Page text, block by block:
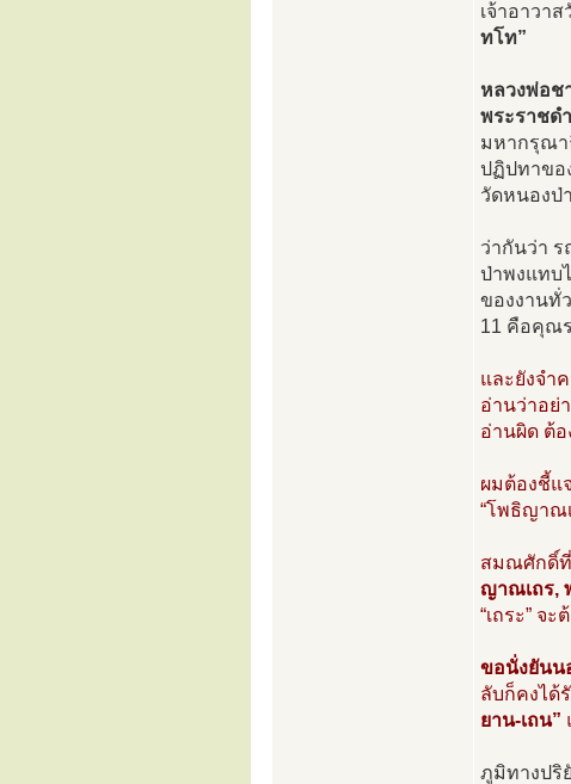
เจ้าอาวา
ทโท”
หลวงพ่อช
พระราชด
มหากรุณา
ปฏิปทาขอ
วัดหนองป่
ว่ากันว่า
ป่าพงแทบ
ของงานทั่
11 คือคุณ
และยังจำ
อ่านว่าอย่
อ่านผิด ต้อ
ผมต้องชี้แ
“โพธิญาณ
สมณศักดิ์ที่
ญาณเถร,
“เถระ” จ
ขอนั่งยันน
ลับก็คงได้
ยาน-เถน”
ภูมิทางปริ